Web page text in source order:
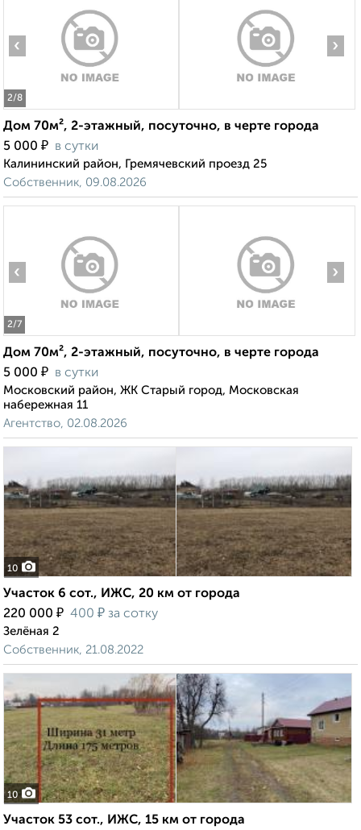
2/8
‹ ›
Дом 70м², 2-этажный, посуточно, в черте города
5 000 ₽ в сутки
Калининский район, Гремячевский проезд 25
Собственник, 09.08.2026
2/7
‹ ›
Дом 70м², 2-этажный, посуточно, в черте города
5 000 ₽ в сутки
Московский район, ЖК Старый город, Московская
набережная 11
Агентство, 02.08.2026
10
Участок 6 сот., ИЖС, 20 км от города
220 000 ₽ 400 ₽ за сотку
Зелёная 2
Собственник, 21.08.2022
10
Участок 53 сот., ИЖС, 15 км от города